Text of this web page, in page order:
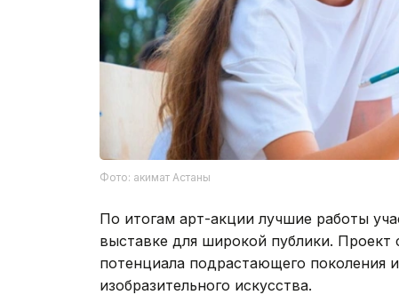
Фото: акимат Астаны
По итогам арт-акции лучшие работы
выставке для широкой публики. Проект
потенциала подрастающего поколения
изобразительного искусства.